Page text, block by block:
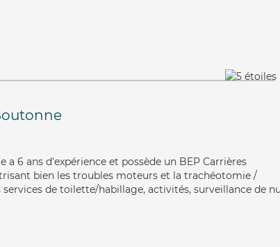
a 6 ans d'expérience et possède un BEP Carrières
bien les troubles moteurs et la trachéotomie /
de toilette/habillage, activités, surveillance de